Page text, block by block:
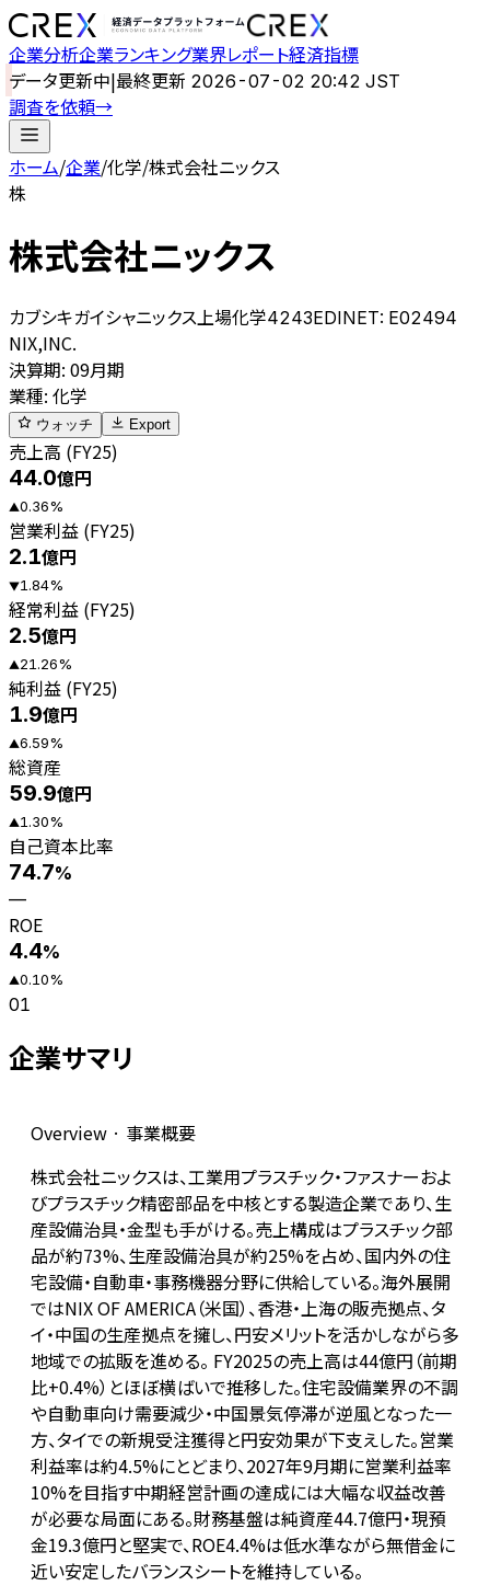
企業分析企業ランキング業界レポート経済指標
データ更新中|最終更新 2026-07-02 20:42 JST
調査を依頼→
ホーム/企業/化学/株式会社ニックス
株
株式会社ニックス
カブシキガイシャニックス 上場化学4243EDINET: E02494
NIX,INC.
決算期: 09月期
業種: 化学
ウォッチ Export
売上高 (FY25)
44.0億円
▲0.36%
営業利益 (FY25)
2.1億円
▼1.84%
経常利益 (FY25)
2.5億円
▲21.26%
純利益 (FY25)
1.9億円
▲6.59%
総資産
59.9億円
▲1.30%
自己資本比率
74.7%
—
ROE
4.4%
▲0.10%
01
企業サマリ
Overview · 事業概要
株式会社ニックスは、工業用プラスチック・ファスナーおよ
びプラスチック精密部品を中核とする製造企業であり、生
産設備治具・金型も手がける。売上構成はプラスチック部
品が約73%、生産設備治具が約25%を占め、国内外の住
宅設備・自動車・事務機器分野に供給している。海外展開
ではNIX OF AMERICA（米国）、香港・上海の販売拠点、タ
イ・中国の生産拠点を擁し、円安メリットを活かしながら多
地域での拡販を進める。 FY2025の売上高は44億円（前期
比+0.4%）とほぼ横ばいで推移した。住宅設備業界の不調
や自動車向け需要減少・中国景気停滞が逆風となった一
方、タイでの新規受注獲得と円安効果が下支えした。営業
利益率は約4.5%にとどまり、2027年9月期に営業利益率
10%を目指す中期経営計画の達成には大幅な収益改善
が必要な局面にある。財務基盤は純資産44.7億円・現預
金19.3億円と堅実で、ROE4.4%は低水準ながら無借金に
近い安定したバランスシートを維持している。